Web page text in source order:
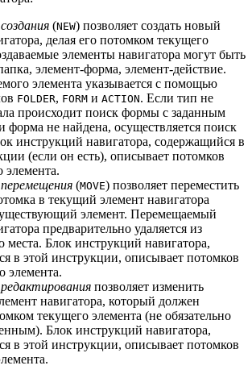
(NEW) позволяет создать новый
делая его потомком текущего
элементы навигатора могут быть
элемент-форма, элемент-действие.
элемента указывается с помощью
FOLDER, FORM и ACTION. Если тип не
происходит поиск формы с заданным
форма не найдена, осуществляется поиск
инструкций навигатора, содержащийся в
(если он есть), описывает потомков
элемента.
(MOVE) позволяет переместить
в текущий элемент навигатора
элемент. Перемещаемый
предварительно удаляется из
места. Блок инструкций навигатора,
в этой инструкции, описывает потомков
элемента.
позволяет изменить
навигатора, который должен
текущего элемента (не обязательно
Блок инструкций навигатора,
в этой инструкции, описывает потомков